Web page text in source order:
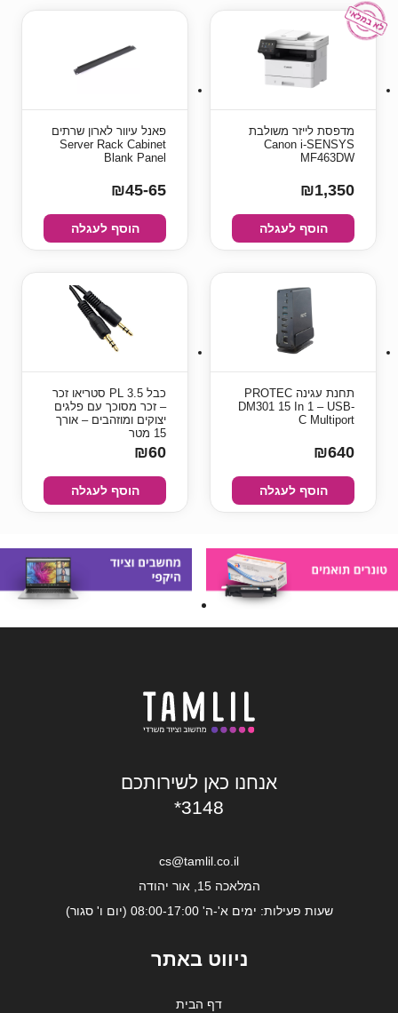
מדפסת ‏לייזר ‏משולבת
Canon i-SENSYS
MF463DW
₪1,350
הוסף לעגלה
פאנל עיוור לארון שרתים
Server Rack Cabinet
Blank Panel
₪45-65
הוסף לעגלה
תחנת עגינה PROTEC
DM301 15 In 1 – USB-
C Multiport
₪640
הוסף לעגלה
כבל PL 3.5 סטריאו זכר
– זכר מסוכך עם פלגים
יצוקים ומוזהבים – אורך
15 מטר
₪60
הוסף לעגלה
אנחנו כאן לשירותכם
*3148
cs@tamlil.co.il
המלאכה 15, אור יהודה
שעות פעילות: ימים א'-ה' 08:00-17:00 (יום ו' סגור)
ניווט באתר
דף הבית